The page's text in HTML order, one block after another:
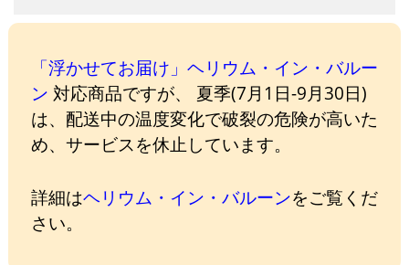
「浮かせてお届け」ヘリウム・イン・バルー
ン 対応商品ですが、 夏季(7月1日-9月30日)
は、配送中の温度変化で破裂の危険が高いた
め、サービスを休止しています。
詳細はヘリウム・イン・バルーンをご覧くだ
さい。